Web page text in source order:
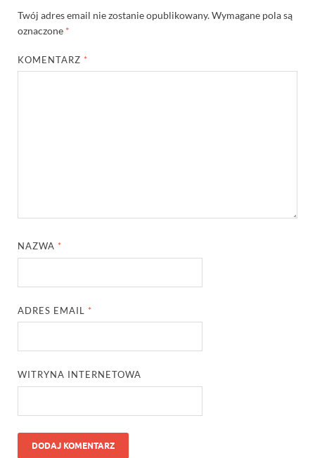
Twój adres email nie zostanie opublikowany.Wymagane pola są
oznaczone *
KOMENTARZ *
NAZWA *
ADRES EMAIL *
WITRYNA INTERNETOWA